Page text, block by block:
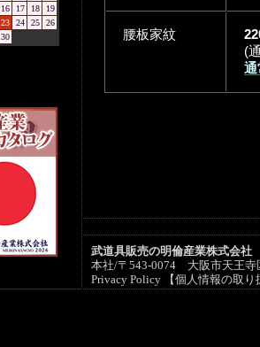
16 17 18
19
23 24 25
26
30
腰板家紋
(通
通
武道具販売の明倫産業株式会社
本社/〒543-0074 大阪市天王
Privacy Policy 【個人情報の取り